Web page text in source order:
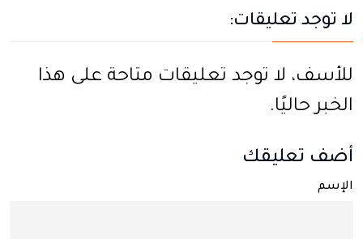
لا توجد تعليقات:
للأسف، لا توجد تعليقات متاحة على هذا
الخبر حاليًا.
أضف تعليقك
الإسم